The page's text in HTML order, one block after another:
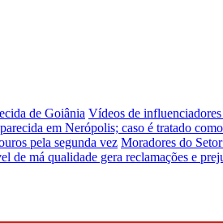
de Goiânia Vídeos de
em Nerópolis; caso é tratado
pela segunda vez Moradores do
de má qualidade gera reclamações e